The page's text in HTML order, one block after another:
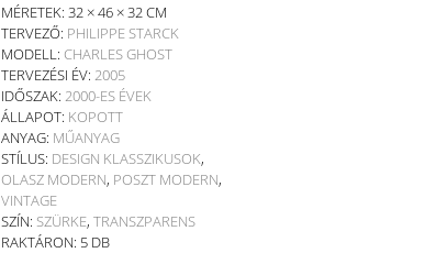
MÉRETEK: 32 × 46 × 32 CM
TERVEZŐ: PHILIPPE STARCK
MODELL: CHARLES GHOST
TERVEZÉSI ÉV: 2005
IDŐSZAK: 2000-ES ÉVEK
ÁLLAPOT: KOPOTT
ANYAG: MŰANYAG
STÍLUS: DESIGN KLASSZIKUSOK,
OLASZ MODERN, POSZT MODERN,
VINTAGE
SZÍN: SZÜRKE, TRANSZPARENS
RAKTÁRON: 5 DB